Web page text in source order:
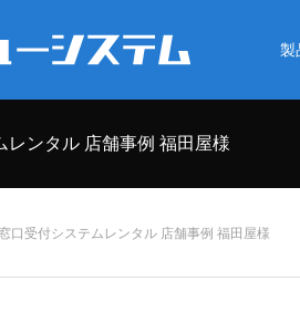
製
レンタル 店舗事例 福田屋様
窓口受付システムレンタル 店舗事例 福田屋様